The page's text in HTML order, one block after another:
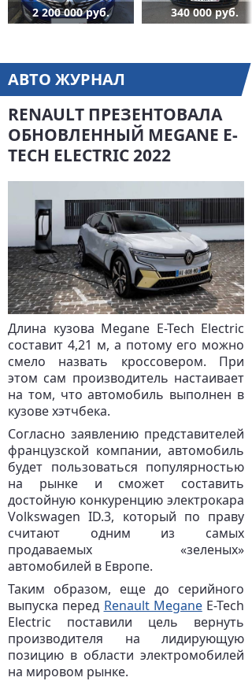
2 200 000 руб. 340 000 руб.
АВТО ЖУРНАЛ
RENAULT ПРЕЗЕНТОВАЛА
ОБНОВЛЕННЫЙ MEGANE E-
TECH ELECTRIC 2022
Длина кузова Megane E-Tech Electric
составит 4,21 м, а потому его можно
смело назвать кроссовером. При
этом сам производитель настаивает
на том, что автомобиль выполнен в
кузове хэтчбека.
Согласно заявлению представителей
французской компании, автомобиль
будет пользоваться популярностью
на рынке и сможет составить
достойную конкуренцию электрокара
Volkswagen ID.3, который по праву
считают одним из самых
продаваемых «зеленых»
автомобилей в Европе.
Таким образом, еще до серийного
выпуска перед Renault MeganeE-Tech
Electric поставили цель вернуть
производителя на лидирующую
позицию в области электромобилей
на мировом рынке.